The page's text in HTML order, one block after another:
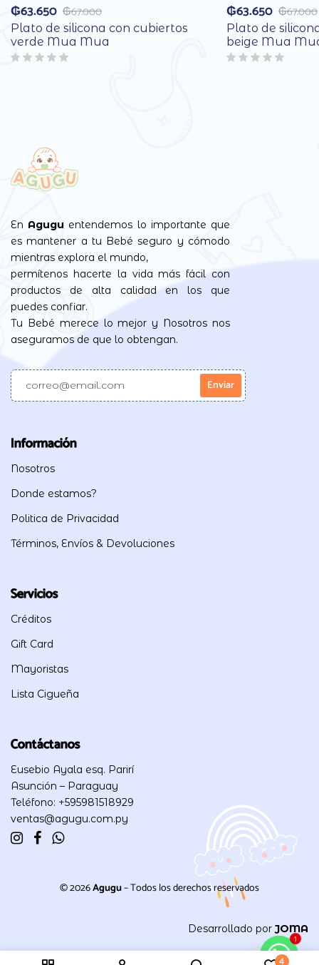
4
₲67.000
₲63.650
Plato de silicona con cubiertos
verde Mua Mua
₲67.000
₲63.650
Plato de
beige Mua
En Agugu entendemos lo importante que
es mantener a tu Bebé seguro y cómodo
mientras explora el mundo,
permítenos hacerte la vida más fácil con
productos de alta calidad en los que
puedes confiar.
Tu Bebé merece lo mejor y Nosotros nos
aseguramos de que lo obtengan.
Información
Nosotros
Donde estamos?
Politica de Privacidad
Términos, Envíos & Devoluciones
Servicios
Créditos
Gift Card
Mayoristas
Lista Cigueña
Contáctanos
Eusebio Ayala esq. Parirí
Asunción – Paraguay
Teléfono: +595981518929
ventas@agugu.com.py
© 2026Agugu– Todos los derechos reservados
Desarrollado por JOMA
1